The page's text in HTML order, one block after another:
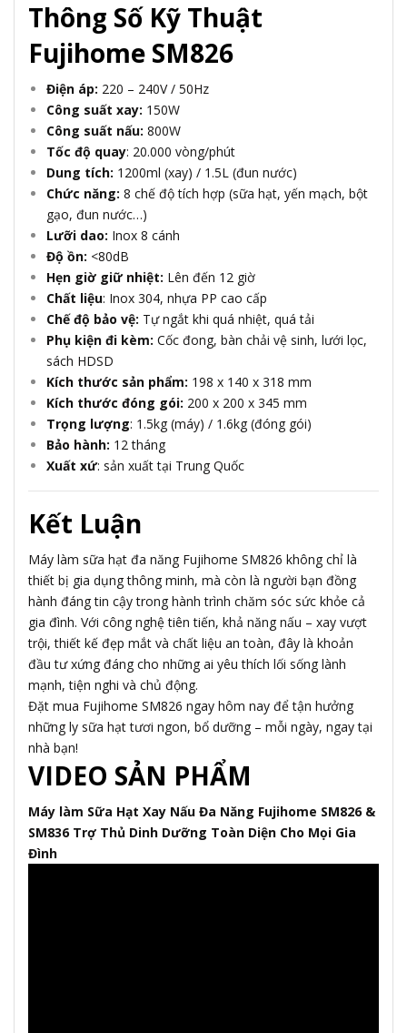
Thông Số Kỹ Thuật
Fujihome SM826
Điện áp: 220 – 240V / 50Hz
Công suất xay: 150W
Công suất nấu: 800W
Tốc độ quay: 20.000 vòng/phút
Dung tích: 1200ml (xay) / 1.5L (đun nước)
Chức năng: 8 chế độ tích hợp (sữa hạt, yến mạch, bột
gạo, đun nước…)
Lưỡi dao: Inox 8 cánh
Độ ồn: <80dB
Hẹn giờ giữ nhiệt: Lên đến 12 giờ
Chất liệu: Inox 304, nhựa PP cao cấp
Chế độ bảo vệ: Tự ngắt khi quá nhiệt, quá tải
Phụ kiện đi kèm: Cốc đong, bàn chải vệ sinh, lưới lọc,
sách HDSD
Kích thước sản phẩm: 198 x 140 x 318 mm
Kích thước đóng gói: 200 x 200 x 345 mm
Trọng lượng: 1.5kg (máy) / 1.6kg (đóng gói)
Bảo hành: 12 tháng
Xuất xứ: sản xuất tại Trung Quốc
Kết Luận
Máy làm sữa hạt đa năng Fujihome SM826 không chỉ là
thiết bị gia dụng thông minh, mà còn là người bạn đồng
hành đáng tin cậy trong hành trình chăm sóc sức khỏe cả
gia đình. Với công nghệ tiên tiến, khả năng nấu – xay vượt
trội, thiết kế đẹp mắt và chất liệu an toàn, đây là khoản
đầu tư xứng đáng cho những ai yêu thích lối sống lành
mạnh, tiện nghi và chủ động.
Đặt mua Fujihome SM826 ngay hôm nay để tận hưởng
những ly sữa hạt tươi ngon, bổ dưỡng – mỗi ngày, ngay tại
nhà bạn!
VIDEO SẢN PHẨM
Máy làm Sữa Hạt Xay Nấu Đa Năng Fujihome SM826 &
SM836 Trợ Thủ Dinh Dưỡng Toàn Diện Cho Mọi Gia
Đình